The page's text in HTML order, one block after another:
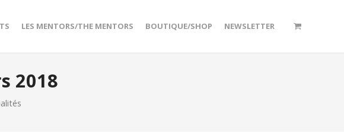
LES MENTORS/THE MENTORS BOUTIQUE/SHOP NEWSLETTER
2018